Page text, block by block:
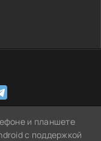
и планшете
с поддержкой